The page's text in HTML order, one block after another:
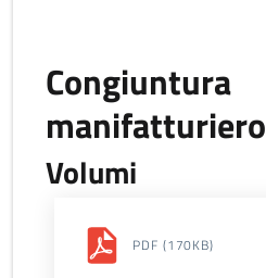
Congiuntura
manifatturiero
Volumi
PDF (170KB)